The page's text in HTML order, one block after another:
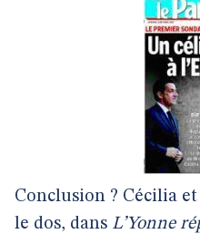
Conclusion ? Cécilia
le dos, dans L’Yonne